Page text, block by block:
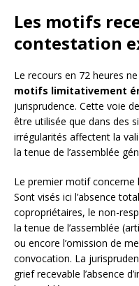
Les motifs
contestation
Le recours en 72 heures
motifs limitativement
jurisprudence. Cette voie
être utilisée que dans des
irrégularités affectent la
la tenue de l’assemblée
Le premier motif concerne
Sont visés ici l’absence
copropriétaires, le non-
la tenue de l’assemblée
ou encore l’omission de
convocation. La
grief recevable l’absence